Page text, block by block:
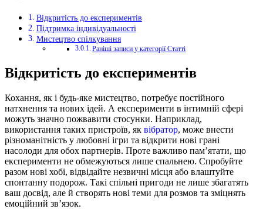
Відкритість до експериментів
Підтримка індивідуальності
Мистецтво спілкування
Раніші записи у категорії Статті
Відкритість до експериментів
Кохання, як і будь-яке мистецтво, потребує постійного
натхнення та нових ідей. А експерименти в інтимній сфері
можуть значно пожвавити стосунки. Наприклад,
використання таких пристроїв, як вібратор, може внести
різноманітність у любовні ігри та відкрити нові грані
насолоди для обох партнерів. Проте важливо пам’ятати, що
експерименти не обмежуються лише спальнею. Спробуйте
разом нові хобі, відвідайте незвичні місця або влаштуйте
спонтанну подорож. Такі спільні пригоди не лише збагатять
ваш досвід, але й створять нові теми для розмов та зміцнять
емоційний зв’язок.